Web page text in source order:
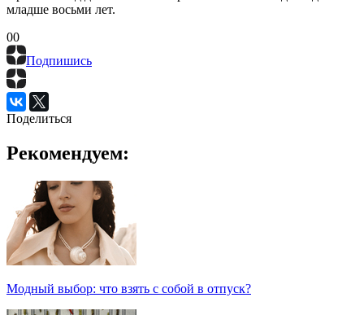
младше восьми лет.
00
Подпишись
Поделиться
Рекомендуем:
Модный выбор: что взять с собой в отпуск?